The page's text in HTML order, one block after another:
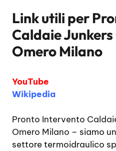
Link utili per
Caldaie
Omero Milano
YouTube
Wikipedia
Pronto Intervento
Omero Milano – siamo
settore termoidraulico